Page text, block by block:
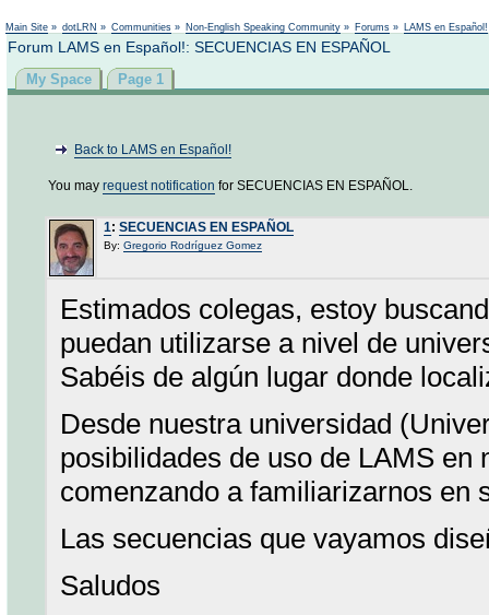
Main Site » dotLRN » Communities » Non-English Speaking Community » Forums » LAMS en Español!
Forum LAMS en Español!: SECUENCIAS EN ESPAÑOL
My Space Page 1
Back to LAMS en Español!
You may request notification for SECUENCIAS EN ESPAÑOL.
1: SECUENCIAS EN ESPAÑOL
By: Gregorio Rodríguez Gomez
Estimados colegas, estoy
puedan utilizarse a nivel de
Sabéis de algún lugar donde
Desde nuestra universidad
posibilidades de uso de LAMS
comenzando a familiarizarnos en
Las secuencias que vayamos
Saludos